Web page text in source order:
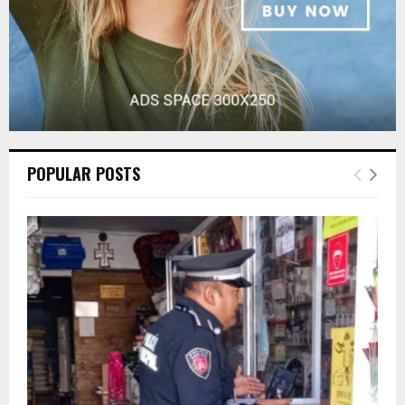
POPULAR POSTS